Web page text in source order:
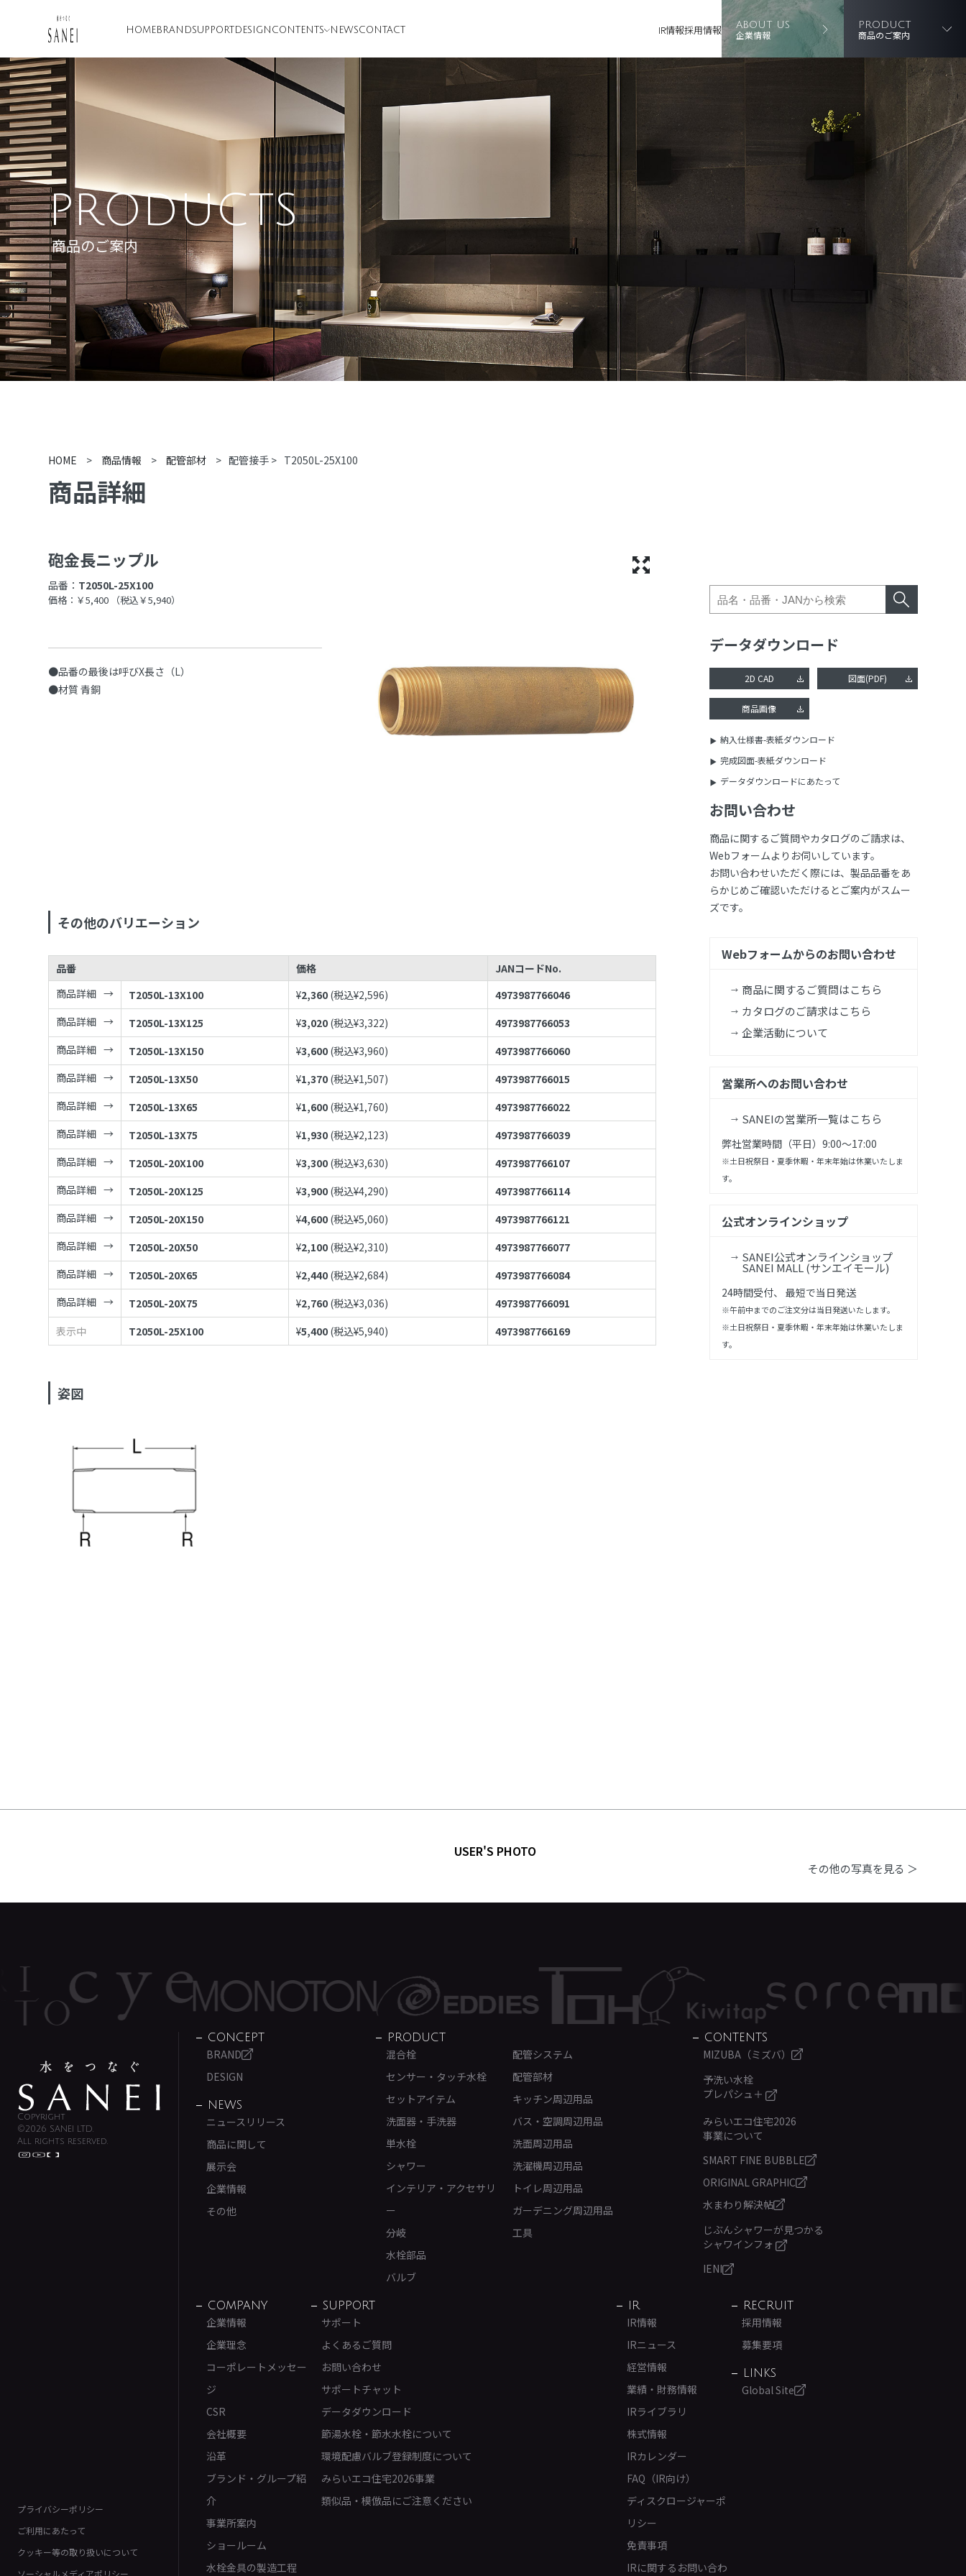
HOME BRANDSUPPORT DESIGN CONTENTS NEWSCONTACT IR情報採用情報 ABOUT US
企業情報
PRODUCT
商品のご案内
PRODUCTS
商品のご案内
HOME > 商品情報 > 配管部材 > 配管接手 > T2050L-25X100
商品詳細
砲金長ニップル
品番： T2050L-25X100
価格：￥5,400 （税込￥5,940）
●品番の最後は呼びX長さ（L）
●材質 青銅
その他のバリエーション
品番 価格
JANコードNo.
商品詳細
T2050L-13X100 ¥2,360 (税込¥2,596)
4973987766046
商品詳細
T2050L-13X125 ¥3,020 (税込¥3,322)
4973987766053
商品詳細
T2050L-13X150 ¥3,600 (税込¥3,960)
4973987766060
商品詳細
T2050L-13X50 ¥1,370 (税込¥1,507)
4973987766015
商品詳細
T2050L-13X65 ¥1,600 (税込¥1,760)
4973987766022
商品詳細
T2050L-13X75 ¥1,930 (税込¥2,123)
4973987766039
商品詳細
T2050L-20X100 ¥3,300 (税込¥3,630)
4973987766107
商品詳細
T2050L-20X125 ¥3,900 (税込¥4,290)
4973987766114
商品詳細
T2050L-20X150 ¥4,600 (税込¥5,060)
4973987766121
商品詳細
T2050L-20X50 ¥2,100 (税込¥2,310)
4973987766077
商品詳細
T2050L-20X65 ¥2,440 (税込¥2,684)
4973987766084
商品詳細
T2050L-20X75 ¥2,760 (税込¥3,036)
4973987766091
表示中
T2050L-25X100 ¥5,400 (税込¥5,940) 4973987766169
姿図
データダウンロード
2D CAD 図面(PDF)
商品画像
納入仕様書-表紙ダウンロード
完成図面-表紙ダウンロード
データダウンロードにあたって
お問い合わせ
商品に関するご質問やカタログのご請求は、
Webフォームよりお伺いしています。
お問い合わせいただく際には、製品品番をあ
らかじめご確認いただけるとご案内がスムー
ズです。
Webフォームからのお問い合わせ
商品に関するご質問はこちら
カタログのご請求はこちら
企業活動について
営業所へのお問い合わせ
SANEIの営業所一覧はこちら
弊社営業時間（平日）9:00～17:00
※土日祝祭日・夏季休暇・年末年始は休業いたしま
す。
公式オンラインショップ
SANEI公式オンラインショップ
SANEI MALL (サンエイモール)
24時間受付、 最短で当日発送
※午前中までのご注文分は当日発送いたします。
※土日祝祭日・夏季休暇・年末年始は休業いたしま
す。
USER'S PHOTO
その他の写真を見る ＞
Copyright
©2026 SANEI LTD.
All rights reserved.
プライバシーポリシー
ご利用にあたって
クッキー等の取り扱いについて
ソーシャルメディアポリシー
CONCEPT
BRAND
DESIGN
NEWS
ニュースリリース
商品に関して
展示会
企業情報
その他
PRODUCT
混合栓
センサー・タッチ水栓
セットアイテム
洗面器・手洗器
単水栓
シャワー
インテリア・アクセサリ
ー
分岐
水栓部品
バルブ
配管システム
配管部材
キッチン周辺用品
バス・空調周辺用品
洗面周辺用品
洗濯機周辺用品
トイレ周辺用品
ガーデニング周辺用品
工具
CONTENTS
MIZUBA（ミズバ）
予洗い水栓
プレパシュ＋
みらいエコ住宅2026
事業について
SMART FINE BUBBLE
ORIGINAL GRAPHIC
水まわり解決帖
じぶんシャワーが見つかる
シャワインフォ
IENI
COMPANY
企業情報
企業理念
コーポレートメッセー
ジ
CSR
会社概要
沿革
ブランド・グループ紹
介
事業所案内
ショールーム
水栓金具の製造工程
SUPPORT
サポート
よくあるご質問
お問い合わせ
サポートチャット
データダウンロード
節湯水栓・節水水栓について
環境配慮バルブ登録制度について
みらいエコ住宅2026事業
類似品・模倣品にご注意ください
IR
IR情報
IRニュース
経営情報
業績・財務情報
IRライブラリ
株式情報
IRカレンダー
FAQ（IR向け）
ディスクロージャーポ
リシー
免責事項
IRに関するお問い合わ
RECRUIT
採用情報
募集要項
LINKS
Global Site